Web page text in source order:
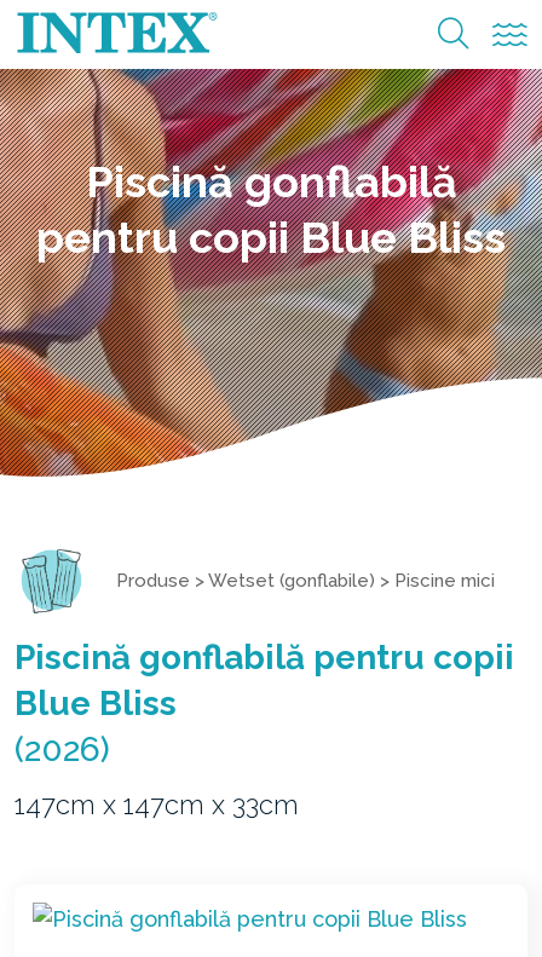
Piscină gonflabilă
pentru copii Blue Bliss
Produse >Wetset (gonflabile) > Piscine mici
Piscină gonflabilă pentru copii
Blue Bliss
(2026)
147cm x 147cm x 33cm